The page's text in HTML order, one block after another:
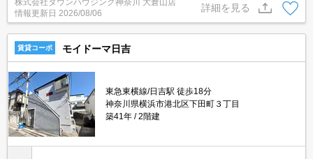
株式会社タウンハウジング神奈川 大倉山店
情報更新日 2026/08/06
詳細を見る
賃貸コーポ モイドーマ日吉
東急東横線/日吉駅 徒歩18分
神奈川県横浜市港北区下田町３丁目
築41年
2階建